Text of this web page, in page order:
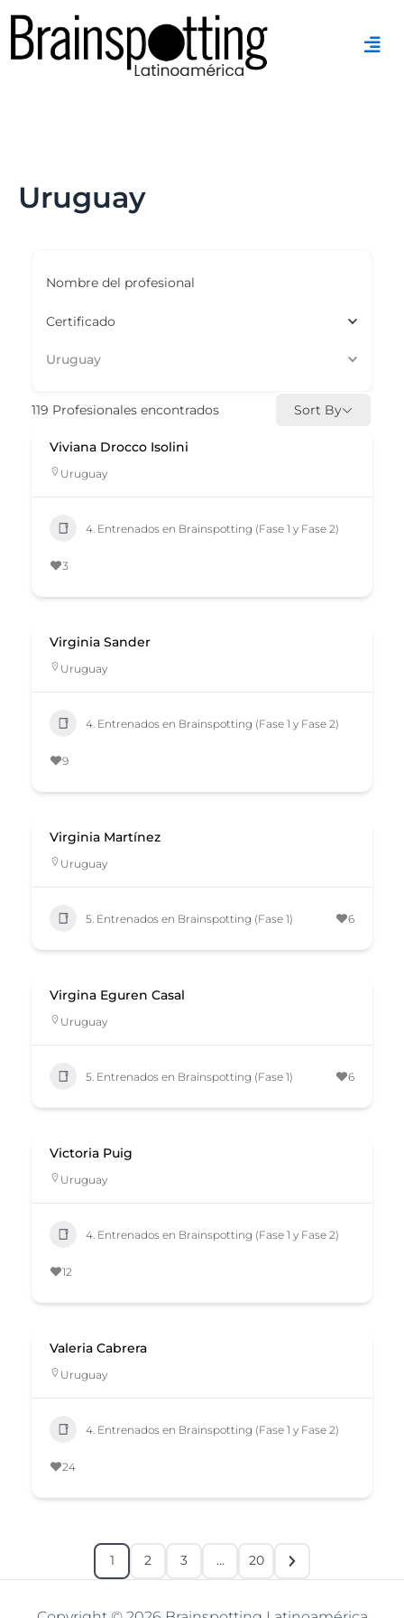
Ir
al
Uruguay
Nombre del profesional
Certificado
Uruguay
119 Profesionales encontrados Sort By
Viviana Drocco Isolini
Uruguay
4. Entrenados en Brainspotting (Fase 1 y Fase 2)
3
Virginia Sander
Uruguay
4. Entrenados en Brainspotting (Fase 1 y Fase 2)
9
Virginia Martínez
Uruguay
5. Entrenados en Brainspotting (Fase 1) 6
Virgina Eguren Casal
Uruguay
5. Entrenados en Brainspotting (Fase 1) 6
Victoria Puig
Uruguay
4. Entrenados en Brainspotting (Fase 1 y Fase 2)
12
Valeria Cabrera
Uruguay
4. Entrenados en Brainspotting (Fase 1 y Fase 2)
24
1 2 3 … 20